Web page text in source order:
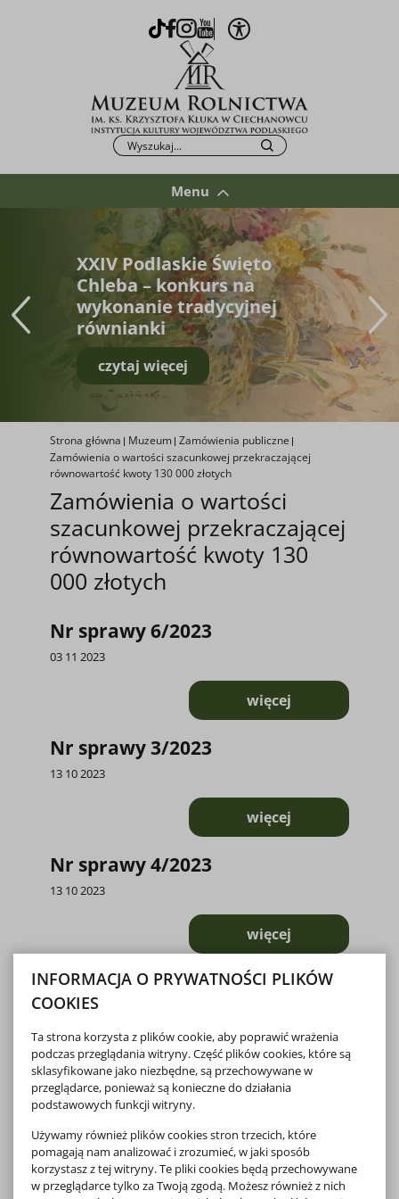
TikTok
Facebook
Instagram
YoutubeOtwórz opcje WCAG
Po kliknięciu przycisku fraza zostanie
Szukaj
Menu
XXIV Podlaskie Święto
Chleba – konkurs na
wykonanie tradycyjnej
równianki
czytaj więcej
Strona główna Muzeum Zamówienia publiczne
Zamówienia o wartości szacunkowej przekraczającej
równowartość kwoty 130 000 złotych
Zamówienia o wartości
szacunkowej przekraczającej
równowartość kwoty 130
000 złotych
Nr sprawy 6/2023
03 11 2023
więcejo Nr sprawy 6/
Nr sprawy 3/2023
13 10 2023
więcejo Nr sprawy 3/
Nr sprawy 4/2023
13 10 2023
więcejo Nr sprawy 4/
Nr sprawy 2/2023
09 10 2023
więcejo Nr sprawy 2/
Nr sprawy 1/2023
więcejo Nr sprawy 1/
INFORMACJA O PRYWATNOŚCI PLIKÓW
COOKIES
Ta strona korzysta z plików cookie, aby poprawić wrażenia
podczas przeglądania witryny. Część plików cookies, które są
sklasyfikowane jako niezbędne, są przechowywane w
przeglądarce, ponieważ są konieczne do działania
podstawowych funkcji witryny.
Używamy również plików cookies stron trzecich, które
pomagają nam analizować i zrozumieć, w jaki sposób
korzystasz z tej witryny. Te pliki cookies będą przechowywane
w przeglądarce tylko za Twoją zgodą. Możesz również z nich